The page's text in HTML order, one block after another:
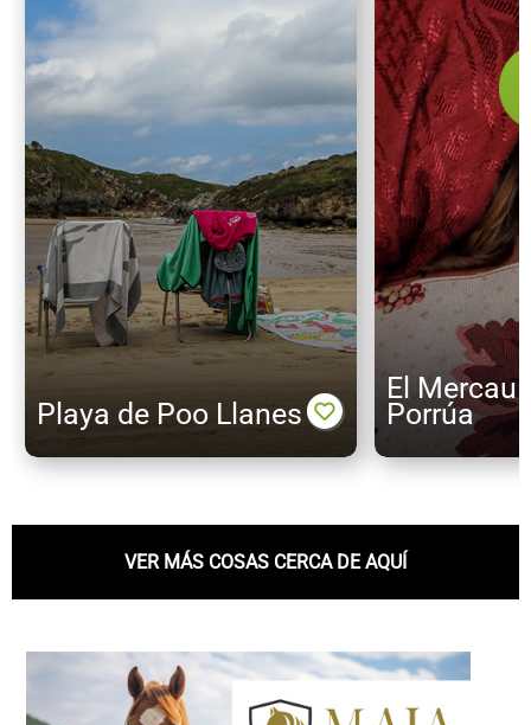
Playa de Poo Llanes
El Mercau
Porrúa
VER MÁS COSAS CERCA DE AQUÍ